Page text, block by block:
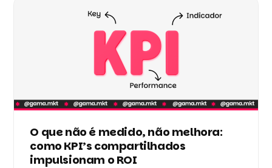
O que não é medido, não melhora:
como KPI’s compartilhados
impulsionam o ROI